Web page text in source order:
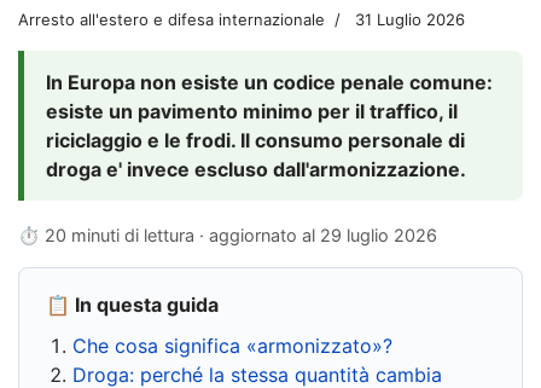
Arresto all'estero e difesa internazionale 31 Luglio 2026
In Europa non esiste un codice penale comune:
esiste un pavimento minimo per il traffico, il
riciclaggio e le frodi. Il consumo personale di
droga e' invece escluso dall'armonizzazione.
⏱ 20 minuti di lettura · aggiornato al 29 luglio 2026
📋 In questa guida
Che cosa significa «armonizzato»?
Droga: perché la stessa quantità cambia